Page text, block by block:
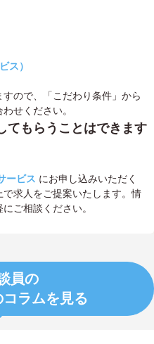
ス）
ので、「こだわり条件」から
せください。
てもらうことはできます
ービス にお申し込みいただく
求人をご提案いたします。情
ご相談ください。
員の
ラムを見る